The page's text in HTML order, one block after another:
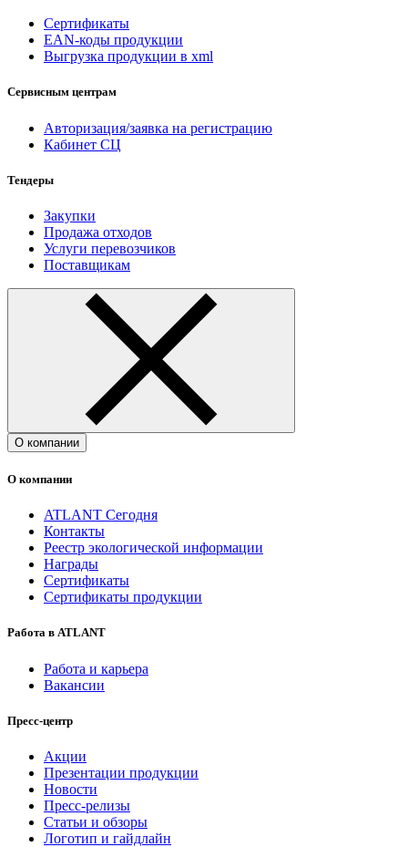
Сертификаты
EAN-коды продукции
Выгрузка продукции в xml
Сервисным центрам
Авторизация/заявка на регистрацию
Кабинет СЦ
Тендеры
Закупки
Продажа отходов
Услуги перевозчиков
Поставщикам
О компании
О компании
ATLANT Сегодня
Контакты
Реестр экологической информации
Награды
Сертификаты
Сертификаты продукции
Работа в ATLANT
Работа и карьера
Вакансии
Пресс-центр
Акции
Презентации продукции
Новости
Пресс-релизы
Статьи и обзоры
Логотип и гайдлайн